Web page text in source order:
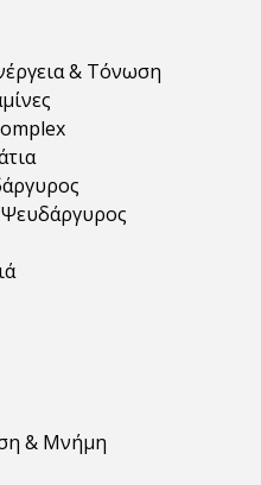
& Τόνωση
Ψευδάργυρος
& Μνήμη